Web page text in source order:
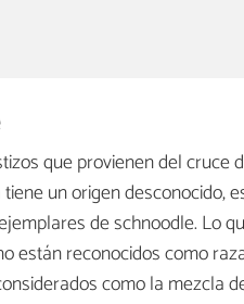
que provienen del cruce
un origen desconocido,
de schnoodle. Lo
están reconocidos como
como la mezcla